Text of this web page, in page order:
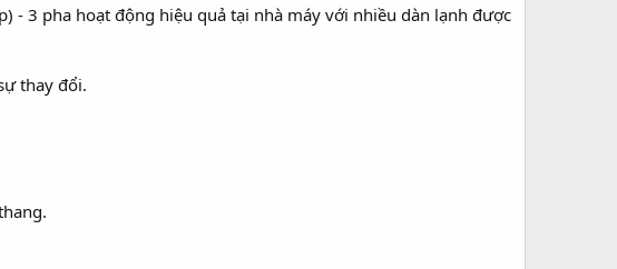
- 3 pha hoạt động hiệu quả tại nhà máy với nhiều dàn lạnh được
thay đổi.